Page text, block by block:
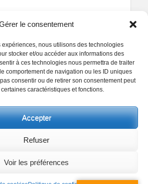
le consentement
expériences, nous utilisons des technologies
stocker et/ou accéder aux informations des
à ces technologies nous permettra de traiter
comportement de navigation ou les ID uniques
consentir ou de retirer son consentement peut
caractéristiques et fonctions.
Accepter
Refuser
Voir les préférences
interdite.Textes et photographies
2011-2026.
2026Collectif Regards Parisiens. All
Politique de confidentialité
Box byCatch Themes